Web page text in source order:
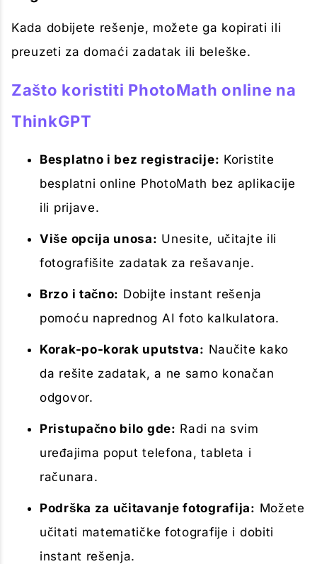
Kada dobijete rešenje, možete ga kopirati ili
preuzeti za domaći zadatak ili beleške.
Zašto koristiti PhotoMath online na
ThinkGPT
Besplatno i bez registracije: Koristite
besplatni online PhotoMath bez aplikacije
ili prijave.
Više opcija unosa: Unesite, učitajte ili
fotografišite zadatak za rešavanje.
Brzo i tačno: Dobijte instant rešenja
pomoću naprednog AI foto kalkulatora.
Korak-po-korak uputstva: Naučite kako
da rešite zadatak, a ne samo konačan
odgovor.
Pristupačno bilo gde: Radi na svim
uređajima poput telefona, tableta i
računara.
Podrška za učitavanje fotografija: Možete
učitati matematičke fotografije i dobiti
instant rešenja.